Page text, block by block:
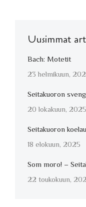
Uusimmat
Bach: Motetit
23 helmikuun,
Seitakuoron
20 lokakuun, 2025
Seitakuoron
18 elokuun, 2025
Som moro! –
22 toukokuun,